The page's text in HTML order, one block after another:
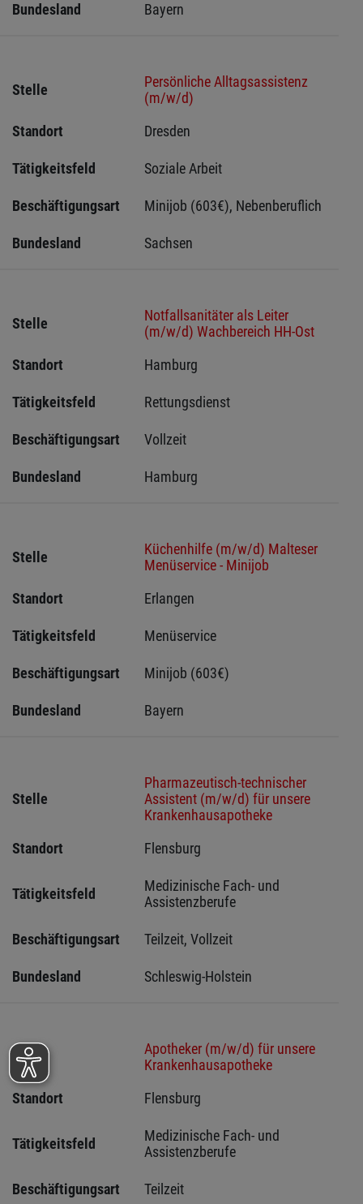
Bundesland Bayern
Stelle
Persönliche Alltagsassistenz
(m/w/d)
Standort
Dresden
Tätigkeitsfeld Soziale Arbeit
Beschäftigungsart Minijob (603€), Nebenberuflich
Bundesland Sachsen
Stelle
Notfallsanitäter als Leiter
(m/w/d) Wachbereich HH-Ost
Standort
Hamburg
Tätigkeitsfeld Rettungsdienst
Beschäftigungsart Vollzeit
Bundesland Hamburg
Stelle
Küchenhilfe (m/w/d) Malteser
Menüservice - Minijob
Standort
Erlangen
Tätigkeitsfeld Menüservice
Beschäftigungsart Minijob (603€)
Bundesland Bayern
Stelle
Pharmazeutisch-technischer
Assistent (m/w/d) für unsere
Krankenhausapotheke
Standort
Flensburg
Tätigkeitsfeld
Medizinische Fach- und
Assistenzberufe
Beschäftigungsart Teilzeit, Vollzeit
Bundesland Schleswig-Holstein
Stelle
Apotheker (m/w/d) für unsere
Krankenhausapotheke
Standort
Flensburg
Tätigkeitsfeld
Medizinische Fach- und
Assistenzberufe
Beschäftigungsart Teilzeit